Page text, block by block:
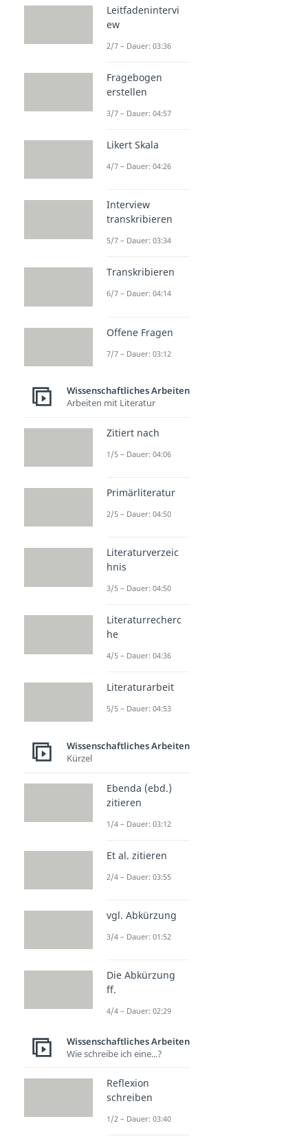
Leitfadenintervi
ew
2/7 – Dauer: 03:36
Fragebogen
erstellen
3/7 – Dauer: 04:57
Likert Skala
4/7 – Dauer: 04:26
Interview
transkribieren
5/7 – Dauer: 03:34
Transkribieren
6/7 – Dauer: 04:14
Offene Fragen
7/7 – Dauer: 03:12
Wissenschaftliches Arbeiten
Arbeiten mit Literatur
Zitiert nach
1/5 – Dauer: 04:06
Primärliteratur
2/5 – Dauer: 04:50
Literaturverzeic
hnis
3/5 – Dauer: 04:50
Literaturrecherc
he
4/5 – Dauer: 04:36
Literaturarbeit
5/5 – Dauer: 04:53
Wissenschaftliches Arbeiten
Kürzel
Ebenda (ebd.)
zitieren
1/4 – Dauer: 03:12
Et al. zitieren
2/4 – Dauer: 03:55
vgl. Abkürzung
3/4 – Dauer: 01:52
Die Abkürzung
ff.
4/4 – Dauer: 02:29
Wissenschaftliches Arbeiten
Wie schreibe ich eine...?
Reflexion
schreiben
1/2 – Dauer: 03:40